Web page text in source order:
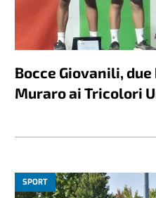
Bocce Giovanili,
Muraro ai Tricolori
SPORT